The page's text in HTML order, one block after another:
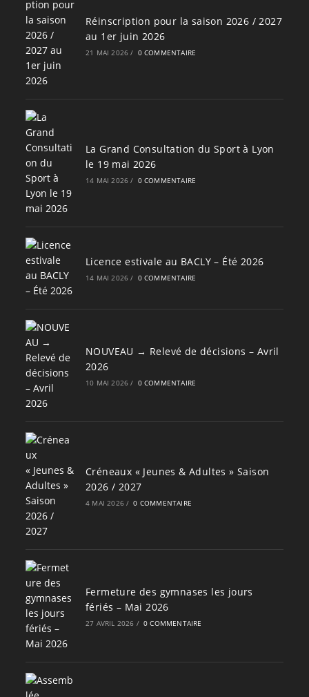
Réinscription pour la saison 2026 / 2027
au 1er juin 2026
21 MAI 2026 / 0 COMMENTAIRE
La Grand Consultation du Sport à Lyon
le 19 mai 2026
14 MAI 2026 / 0 COMMENTAIRE
Licence estivale au BACLY – Été 2026
14 MAI 2026 / 0 COMMENTAIRE
NOUVEAU → Relevé de décisions – Avril
2026
10 MAI 2026 / 0 COMMENTAIRE
Créneaux « Jeunes & Adultes » Saison
2026 / 2027
4 MAI 2026 / 0 COMMENTAIRE
Fermeture des gymnases les jours
fériés – Mai 2026
27 AVRIL 2026 / 0 COMMENTAIRE